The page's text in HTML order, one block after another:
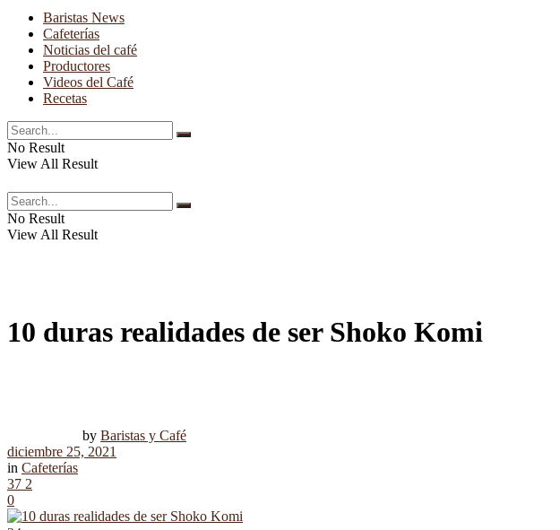
Baristas News
Cafeterías
Noticias del café
Productores
Videos del Café
Recetas
No Result
View All Result
No Result
View All Result
10 duras realidades de ser Shoko Komi
by Baristas y Café
diciembre 25, 2021
in Cafeterías
37 2
0